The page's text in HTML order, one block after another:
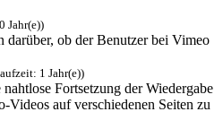
Jahr(e))
darüber, ob der Benutzer bei Vimeo
1 Jahr(e))
Fortsetzung der Wiedergabe
Videos auf verschiedenen Seiten zu